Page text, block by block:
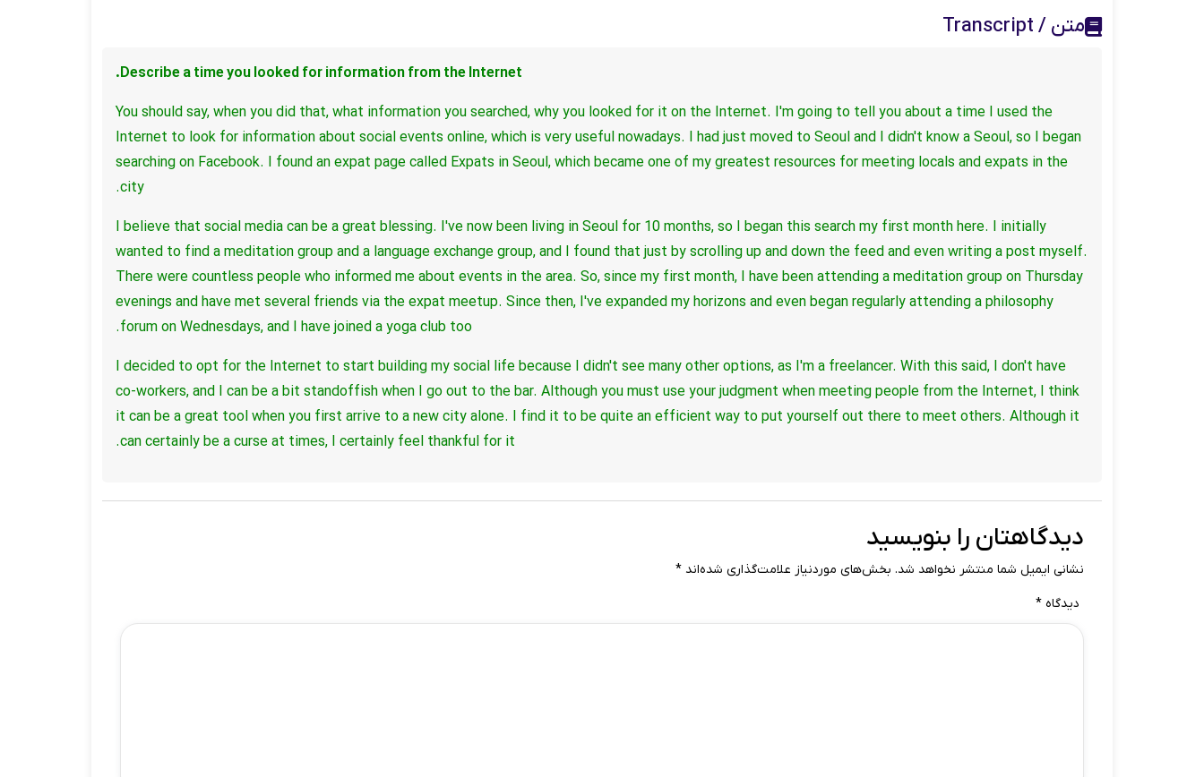
صدا
و
پایین
کنید.
متن / Transcript
Describe a time you looked for information from the Internet.
You should say, when you did that, what information you searched, why you looked for it on the Internet. I'm going to tell you about a time I used the
Internet to look for information about social events online, which is very useful nowadays. I had just moved to Seoul and I didn't know a Seoul, so I began
searching on Facebook. I found an expat page called Expats in Seoul, which became one of my greatest resources for meeting locals and expats in the
city.
I believe that social media can be a great blessing. I've now been living in Seoul for 10 months, so I began this search my first month here. I initially
wanted to find a meditation group and a language exchange group, and I found that just by scrolling up and down the feed and even writing a post myself.
There were countless people who informed me about events in the area. So, since my first month, I have been attending a meditation group on Thursday
evenings and have met several friends via the expat meetup. Since then, I've expanded my horizons and even began regularly attending a philosophy
forum on Wednesdays, and I have joined a yoga club too.
I decided to opt for the Internet to start building my social life because I didn't see many other options, as I'm a freelancer. With this said, I don't have
co-workers, and I can be a bit standoffish when I go out to the bar. Although you must use your judgment when meeting people from the Internet, I think
it can be a great tool when you first arrive to a new city alone. I find it to be quite an efficient way to put yourself out there to meet others. Although it
can certainly be a curse at times, I certainly feel thankful for it.
دیدگاهتان را بنویسید
نشانی ایمیل شما منتشر نخواهد شد. بخش‌های موردنیاز علامت‌گذاری شده‌اند *
دیدگاه *